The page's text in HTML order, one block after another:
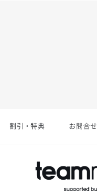
割引・特典 お問合せ